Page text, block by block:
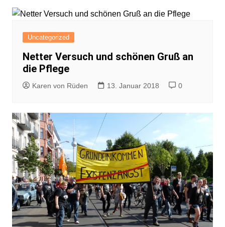
Uncategorized
Netter Versuch und schönen Gruß an
die Pflege
Karen von Rüden 13. Januar 2018 0